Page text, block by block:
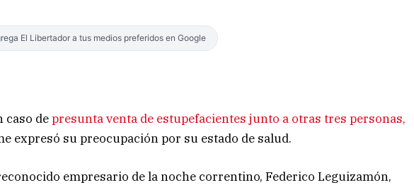
El Libertador a tus medios preferidos en Google
caso depresunta venta de estupefacientes junto a otras tres personas,
expresó su preocupación por su estado de salud.
empresario de la noche correntino, Federico Leguizamón,